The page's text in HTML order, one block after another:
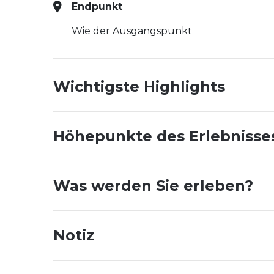
Endpunkt
Wie der Ausgangspunkt
Wichtigste Highlights
Höhepunkte des
Was werden Sie erleben?
Notiz